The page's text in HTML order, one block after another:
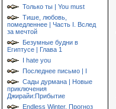
Только ты | You must
Тише, любовь,
помедленнее | Часть I. Вслед
за мечтой
Безумные будни в
Египтусе | Глава 1
I hate you
Последнее письмо | I
Сады дурмана | Новые
приключения
Джирайи:Прибытие
Endless Winter. Прогноз